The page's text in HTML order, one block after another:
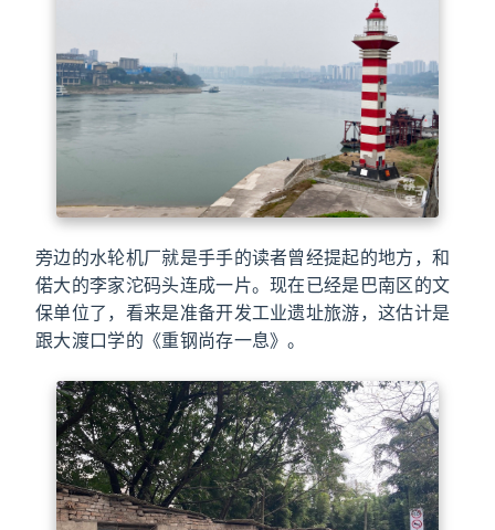
旁边的水轮机厂就是手手的读者曾经提起的地方，和
偌大的李家沱码头连成一片。现在已经是巴南区的文
保单位了，看来是准备开发工业遗址旅游，这估计是
跟大渡口学的《重钢尚存一息》。